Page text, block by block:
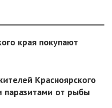
края покупают
Красноярского
паразитами от рыбы